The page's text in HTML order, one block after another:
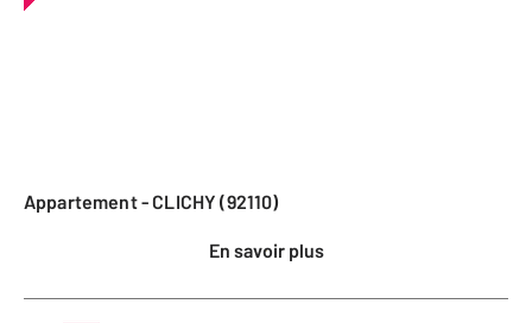
Appartement - CLICHY (92110)
En savoir plus